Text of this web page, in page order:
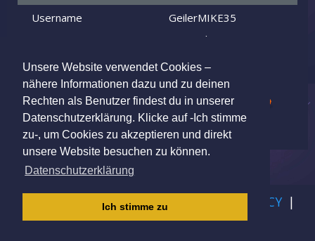
Unsere Website verwendet Cookies –
nähere Informationen dazu und zu deinen
Rechten als Benutzer findest du in unserer
Datenschutzerklärung. Klicke auf -Ich stimme
zu-, um Cookies zu akzeptieren und direkt
unsere Website besuchen zu können.
Datenschutzerklärung
Ich stimme zu
Username
GeilerMIKE35
Male
Looking for
Female
Age
41 y.o.
Location
Georgensgmünd, Germany
TERMS OF USE PRIVACY POLICY |
CHILDREN PRIVACY